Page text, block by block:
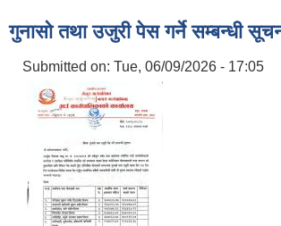
गुनासो तथा उजुरी पेस गर्ने सम्बन्धी
Submitted on: Tue, 06/09/2026 - 17:05